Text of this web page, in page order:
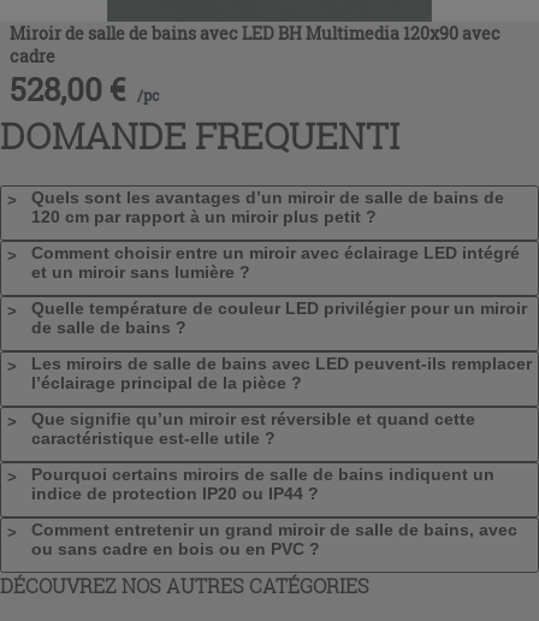
Miroir de salle de bains avec LED BH Multimedia 120x90 avec
cadre
528,00 € /pc
DOMANDE FREQUENTI
Quels sont les avantages d’un miroir de salle de bains de
120 cm par rapport à un miroir plus petit ?
Comment choisir entre un miroir avec éclairage LED intégré
et un miroir sans lumière ?
Quelle température de couleur LED privilégier pour un miroir
de salle de bains ?
Les miroirs de salle de bains avec LED peuvent‑ils remplacer
l’éclairage principal de la pièce ?
Que signifie qu’un miroir est réversible et quand cette
caractéristique est‑elle utile ?
Pourquoi certains miroirs de salle de bains indiquent un
indice de protection IP20 ou IP44 ?
Comment entretenir un grand miroir de salle de bains, avec
ou sans cadre en bois ou en PVC ?
DÉCOUVREZ NOS AUTRES CATÉGORIES